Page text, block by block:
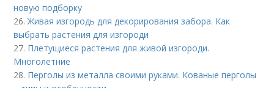
новую подборку
26.Живая изгородь для декорирования забора. Как
выбрать растения для изгороди
27. Плетущиеся растения для живой изгороди.
Многолетние
28. Перголы из металла своими руками. Кованые перголы